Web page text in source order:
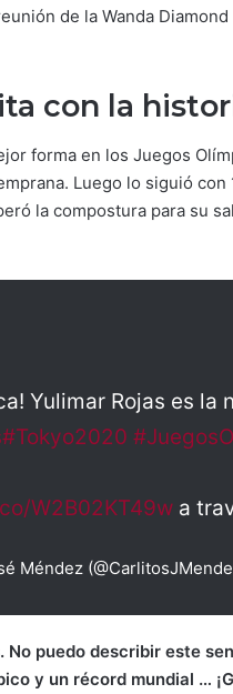
de la Wanda
con la
forma en los Juegos
Luego lo siguió con
la compostura para su
Yulimar Rojas es
#Tokyo2020
W2B02KT49w a
Méndez
No puedo describir este
y un récord mundial …